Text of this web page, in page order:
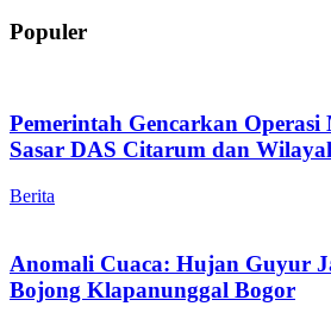
Populer
Pemerintah Gencarkan
Sasar DAS Citarum dan
Berita
Anomali Cuaca: Hujan Guyur
Bojong Klapanunggal Bogor